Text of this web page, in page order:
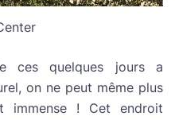
ces quelques jours a
on ne peut même plus
immense ! Cet endroit